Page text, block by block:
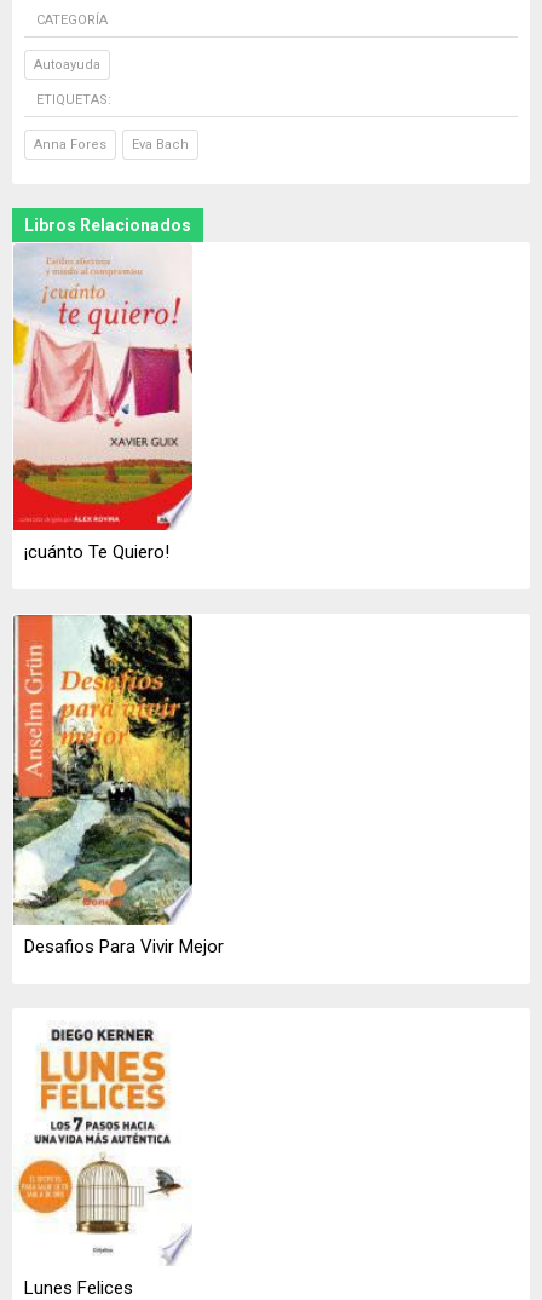
CATEGORÍA
Autoayuda
ETIQUETAS:
Anna Fores Eva Bach
Libros Relacionados
¡cuánto Te Quiero!
Desafios Para Vivir Mejor
Lunes Felices